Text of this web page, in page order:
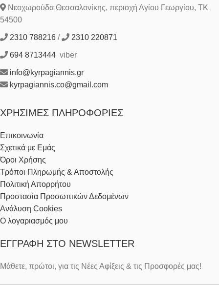
Νεοχωρούδα Θεσσαλονίκης, περιοχή Αγίου Γεωργίου, ΤΚ
54500
2310 788216 / 2310 220871
694 8713444 viber
info@kyrpagiannis.gr
kyrpagiannis.co@gmail.com
ΧΡΉΣΙΜΕΣ ΠΛΗΡΟΦΟΡΊΕΣ
Επικοινωνία
Σχετικά με Εμάς
Όροι Χρήσης
Τρόποι Πληρωμής & Αποστολής
Πολιτική Απορρήτου
Προστασία Προσωπικών Δεδομένων
Ανάλυση Cookies
Ο λογαριασμός μου
ΕΓΓΡΑΦΉ ΣΤΟ NEWSLETTER
Μάθετε, πρώτοι, για τις Νέες Αφίξεις & τις Προσφορές μας!